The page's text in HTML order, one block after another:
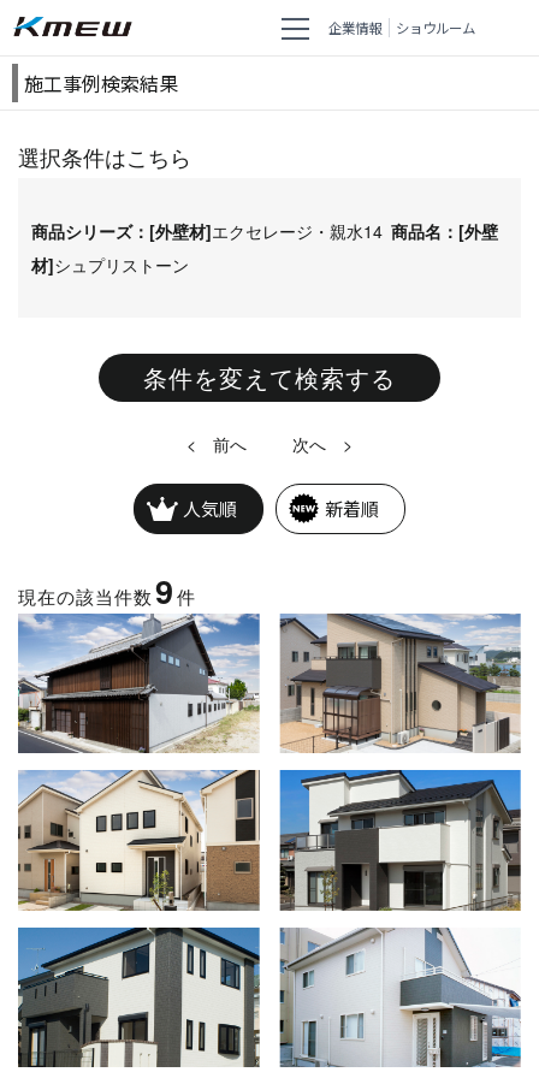
企業情報 ショウルーム
施工事例検索結果
選択条件はこちら
商品シリーズ：[外壁材]エクセレージ・親水14 商品名：[外壁
材]シュプリストーン
条件を変えて検索する
< >
人気順 新着順
現在の該当件数9件